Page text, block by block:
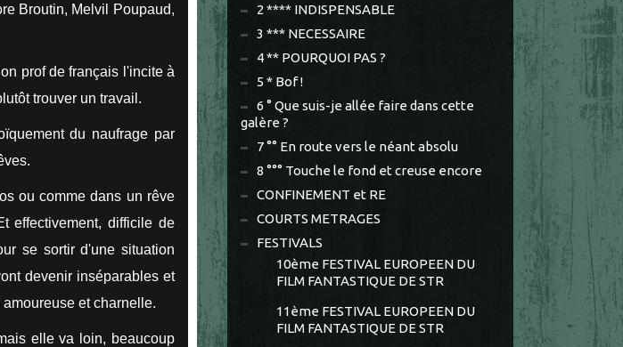
Broutin, Melvil Poupaud,
prof de français l'incite à
trouver un travail.
du naufrage par
ou comme dans un rêve
effectivement, difficile de
se sortir d'une situation
devenir inséparables et
et charnelle.
elle va loin, beaucoup
2 **** INDISPENSABLE
3 *** NECESSAIRE
4 ** POURQUOI PAS ?
5 * Bof !
6 ° Que suis-je allée faire dans cette
galère ?
7 °° En route vers le néant absolu
8 °°° Touche le fond et creuse encore
CONFINEMENT et RE
COURTS METRAGES
FESTIVALS
10ème FESTIVAL EUROPEEN DU
FILM FANTASTIQUE DE STR
11ème FESTIVAL EUROPEEN DU
FILM FANTASTIQUE DE STR